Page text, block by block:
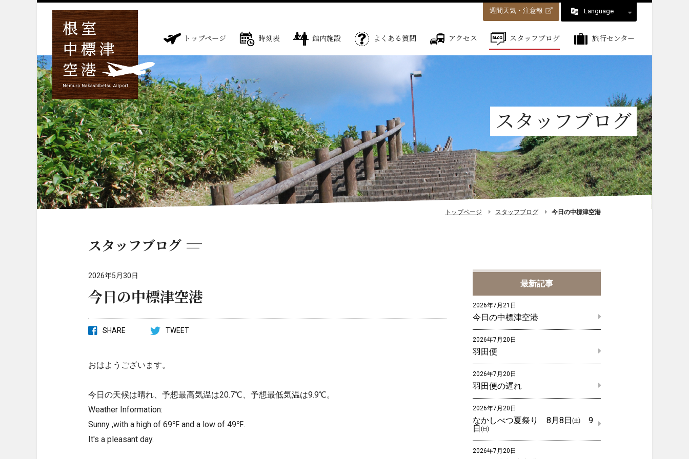
トップページ 時刻表 館内施設 よくある質問 アクセス スタッフブログ 旅行センター
週間天気・注意報 Language
スタッフブログ
トップページ スタッフブログ 今日の中標津空港
スタッフブログ
2026年5月30日
今日の中標津空港
SHARE TWEET
おはようございます。
今日の天候は晴れ、予想最高気温は20.7℃、予想最低気温は9.9℃。
Weather Information:
Sunny ,with a high of 69℉ and a low of 49℉.
It's a pleasant day.
最新記事
2026年7月21日
今日の中標津空港
2026年7月20日
羽田便
2026年7月20日
羽田便の遅れ
2026年7月20日
なかしべつ夏祭り 8月8日㈯ 9
日㈰
2026年7月20日